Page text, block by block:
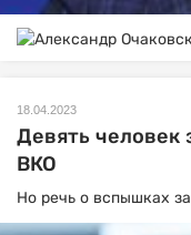
18.04.2023
Девять человек
ВКО
Но речь о вспышках